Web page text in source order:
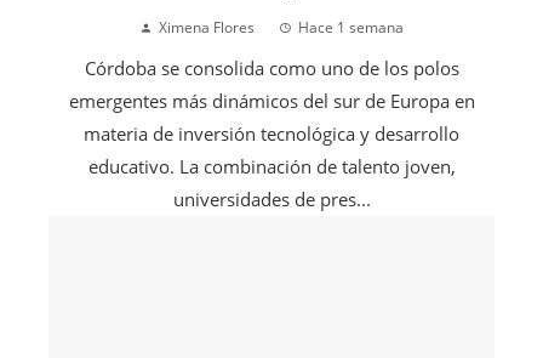
Ximena Flores Hace 1 semana
Córdoba se consolida como uno de los polos
emergentes más dinámicos del sur de Europa en
materia de inversión tecnológica y desarrollo
educativo. La combinación de talento joven,
universidades de pres...